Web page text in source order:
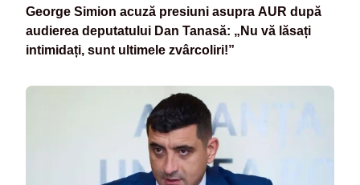
George Simion acuză presiuni asupra AUR după
audierea deputatului Dan Tanasă: „Nu vă lăsați
intimidați, sunt ultimele zvârcoliri!”